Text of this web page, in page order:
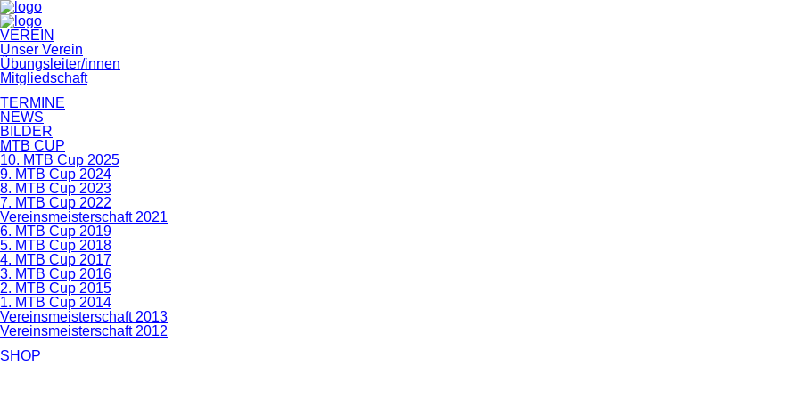
Navigation
überspringen
VEREIN
Unser Verein
Übungsleiter/innen
Mitgliedschaft
TERMINE
NEWS
BILDER
MTB CUP
10. MTB Cup 2025
9. MTB Cup 2024
8. MTB Cup 2023
7. MTB Cup 2022
Vereinsmeisterschaft 2021
6. MTB Cup 2019
5. MTB Cup 2018
4. MTB Cup 2017
3. MTB Cup 2016
2. MTB Cup 2015
1. MTB Cup 2014
Vereinsmeisterschaft 2013
Vereinsmeisterschaft 2012
SHOP